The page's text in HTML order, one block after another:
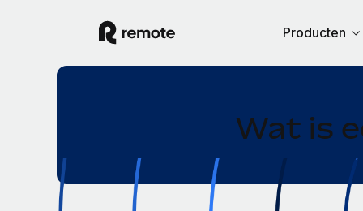
Producten
Wat is